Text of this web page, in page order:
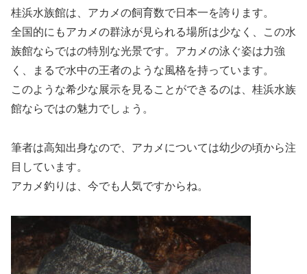
桂浜水族館は、アカメの飼育数で日本一を誇ります。
全国的にもアカメの群泳が見られる場所は少なく、この水
族館ならではの特別な光景です。アカメの泳ぐ姿は力強
く、まるで水中の王者のような風格を持っています。
このような希少な展示を見ることができるのは、桂浜水族
館ならではの魅力でしょう。
筆者は高知出身なので、アカメについては幼少の頃から注
目しています。
アカメ釣りは、今でも人気ですからね。